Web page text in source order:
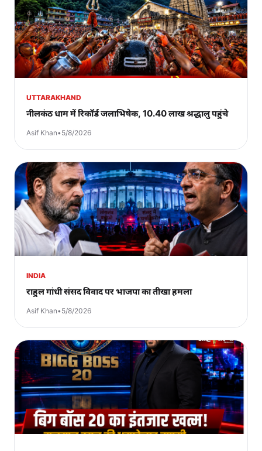
UTTARAKHAND
नीलकंठ धाम में रिकॉर्ड जलाभिषेक, 10.40 लाख श्रद्धालु पहुंचे
Asif Khan•5/8/2026
INDIA
राहुल गांधी संसद विवाद पर भाजपा का तीखा हमला
Asif Khan•5/8/2026